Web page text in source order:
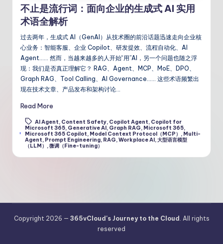
不止是流行词：面向企业的生成式 AI 实用
术语全解析
过去两年，生成式 AI（GenAI）从技术圈的前沿话题迅速走向企业核
心业务：智能客服、企业 Copilot、研发提效、流程自动化、AI
Agent…… 然而，当越来越多的人开始“用”AI，另一个问题也随之浮
现：我们是否真正理解它？ RAG、Agent、MCP、MoE、DPO、
Graph RAG、Tool Calling、AI Governance…… 这些术语频繁出
现在技术文章、产品发布和架构讨论…
Read More
Tags:
AI Agent Content Safety Copilot Agent Copilot for
Microsoft 365, Generative AI, Graph RAG Microsoft 365,
Microsoft 365 Copilot Model Context Protocol（MCP）
Multi-
Agent Prompt Engineering, RAG Workplace AI, 大型语言模型
（LLM）
微调（Fine-tuning）
Copyright 2026 — 365vCloud's Journey to the Cloud . All rights
reserved